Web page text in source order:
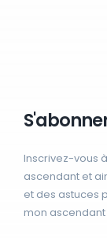
Inscrivez-vous
ascendant et
et des astuces
mon ascendant